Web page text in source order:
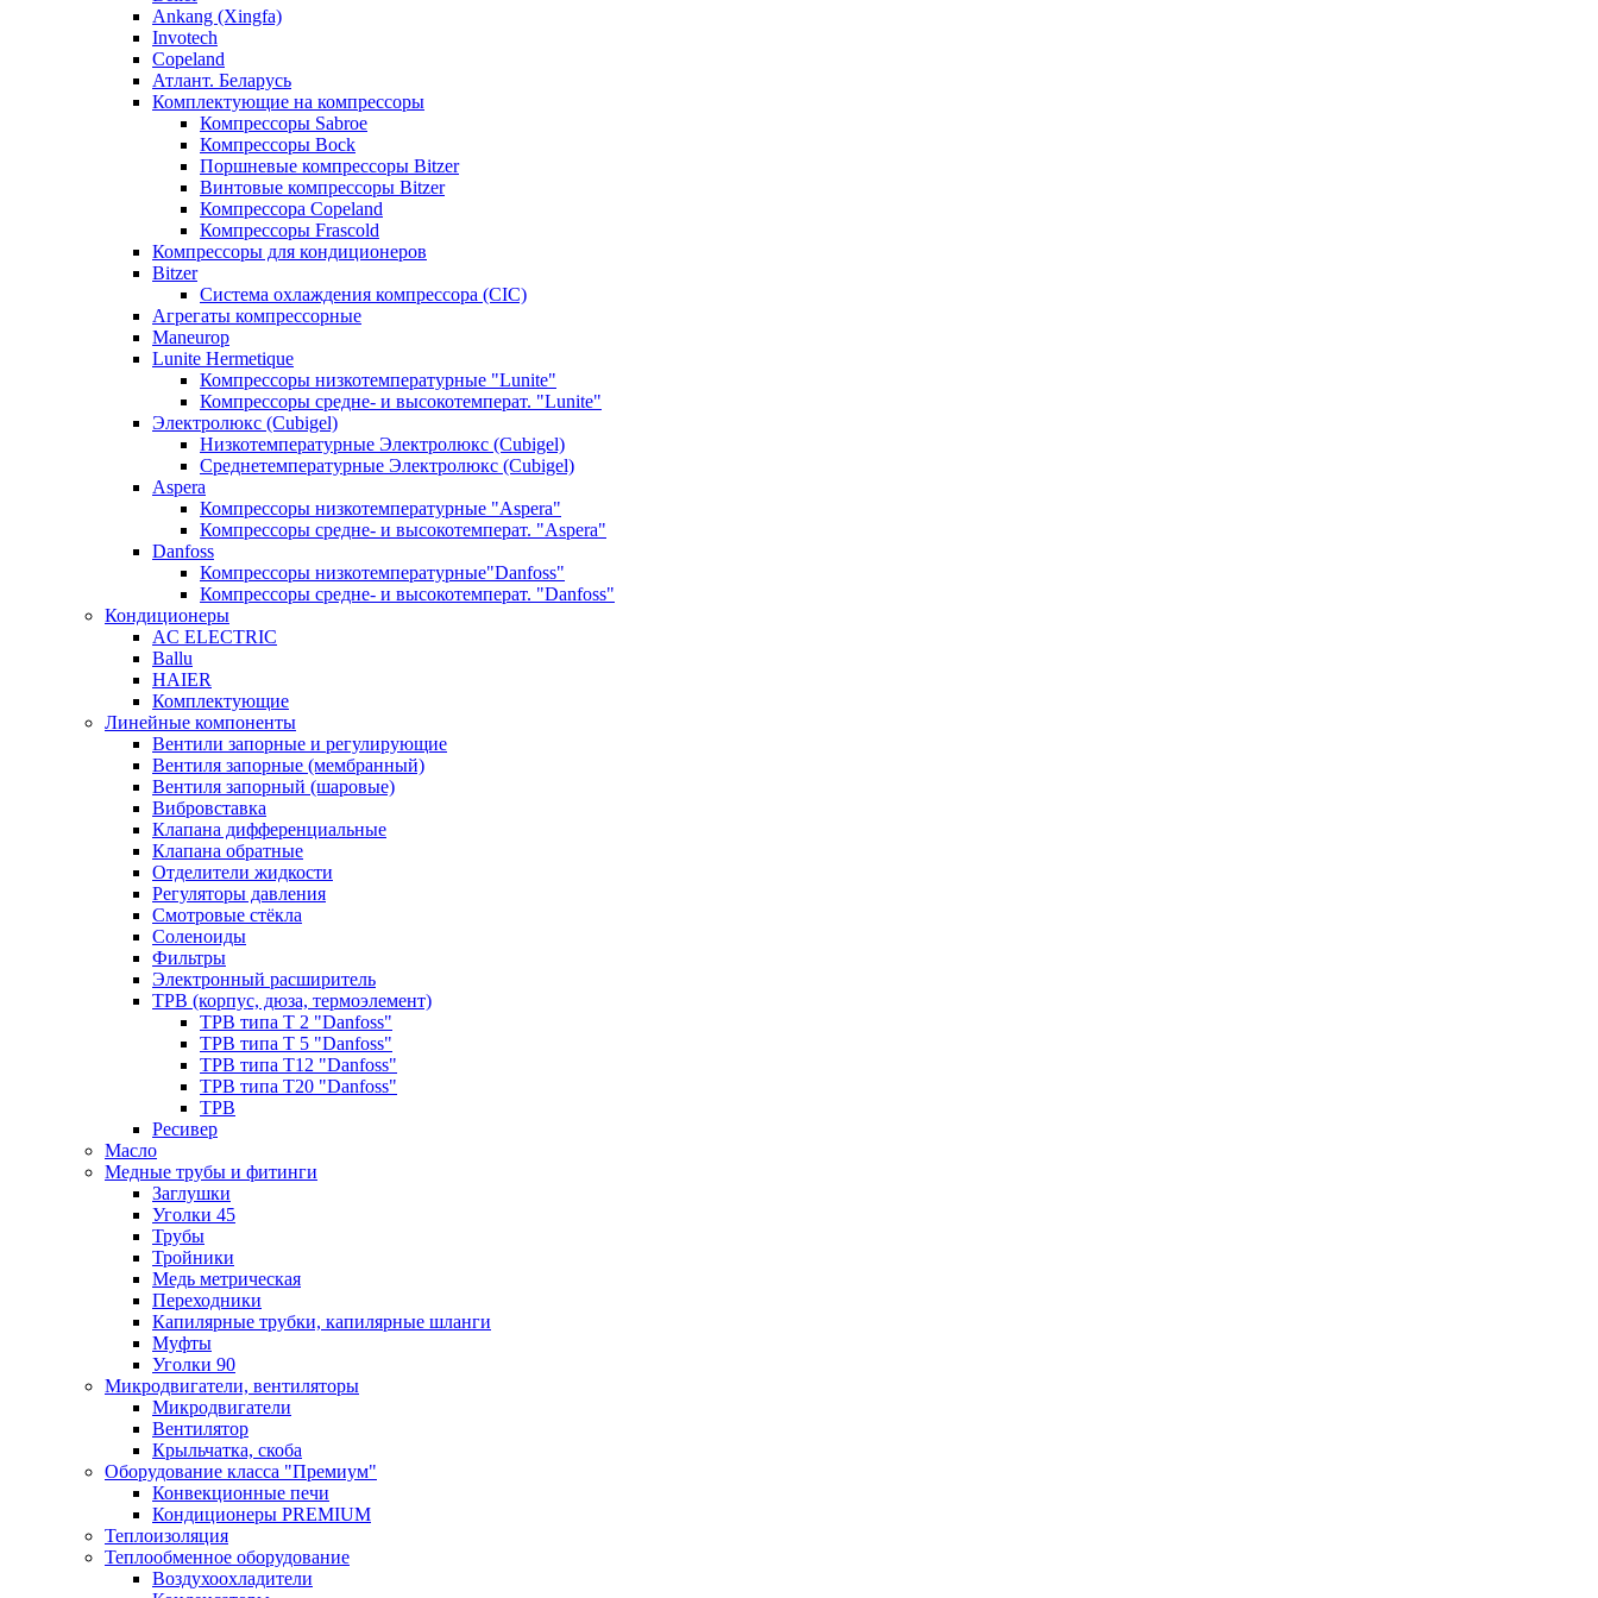
Ankang (Xingfa)
Invotech
Copeland
Атлант. Беларусь
Комплектующие на компрессоры
Компрессоры Sabroe
Компрессоры Bock
Поршневые компрессоры Bitzer
Винтовые компрессоры Bitzer
Компрессора Copeland
Компрессоры Frascold
Компрессоры для кондиционеров
Bitzer
Система охлаждения компрессора (CIC)
Агрегаты компрессорные
Maneurop
Lunite Hermetique
Компрессоры низкотемпературные "Lunite"
Компрессоры средне- и высокотемперат. "Lunite"
Электролюкс (Cubigel)
Низкотемпературные Электролюкс (Cubigel)
Среднетемпературные Электролюкс (Cubigel)
Aspera
Компрессоры низкотемпературные "Aspera"
Компрессоры средне- и высокотемперат. "Aspera"
Danfoss
Компрессоры низкотемпературные"Danfoss"
Компрессоры средне- и высокотемперат. "Danfoss"
Кондиционеры
AC ELECTRIC
Ballu
HAIER
Комплектующие
Линейные компоненты
Вентили запорные и регулирующие
Вентиля запорные (мембранный)
Вентиля запорный (шаровые)
Вибровставка
Клапана дифференциальные
Клапана обратные
Отделители жидкости
Регуляторы давления
Смотровые стёкла
Соленоиды
Фильтры
Электронный расширитель
ТРВ (корпус, дюза, термоэлемент)
ТРВ типа Т 2 "Danfoss"
ТРВ типа Т 5 "Danfoss"
ТРВ типа Т12 "Danfoss"
ТРВ типа Т20 "Danfoss"
ТРВ
Ресивер
Масло
Медные трубы и фитинги
Заглушки
Уголки 45
Трубы
Тройники
Медь метрическая
Переходники
Капилярные трубки, капилярные шланги
Муфты
Уголки 90
Микродвигатели, вентиляторы
Микродвигатели
Вентилятор
Крыльчатка, скоба
Оборудование класса "Премиум"
Конвекционные печи
Кондиционеры PREMIUM
Теплоизоляция
Теплообменное оборудование
Воздухоохладители